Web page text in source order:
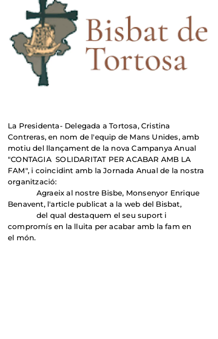
La Presidenta- Delegada a Tortosa, Cristina
Contreras, en nom de l'equip de Mans Unides, amb
motiu del llançament de la nova Campanya Anual
"CONTAGIA SOLIDARITAT PER ACABAR AMB LA
FAM", i coincidint amb la Jornada Anual de la nostra
organització:
Agraeix al nostre Bisbe, Monsenyor Enrique
Benavent, l'article publicat a la web del Bisbat,
del qual destaquem el seu suport i
compromís en la lluita per acabar amb la fam en
el món.